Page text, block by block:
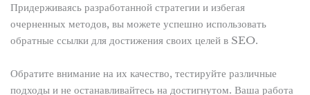
Придерживаясь разработанной стратегии и избегая
очерненных методов, вы можете успешно использовать
обратные ссылки для достижения своих целей в SEO.
Обратите внимание на их качество, тестируйте различные
подходы и не останавливайтесь на достигнутом. Ваша работа